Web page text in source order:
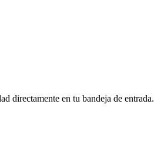
directamente en tu bandeja de entrada.